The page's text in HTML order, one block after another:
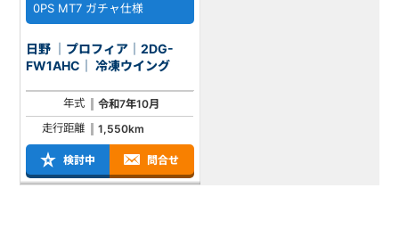
0PS MT7 ガチャ仕様
日野 ｜プロフィア｜2DG-
FW1AHC｜ 冷凍ウイング
年式
令和7年10月
走行距離
1,550km
検討中 問合せ